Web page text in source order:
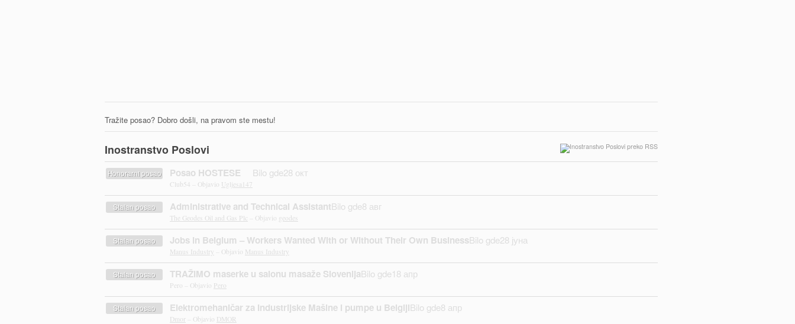
Tražite posao? Dobro došli, na pravom ste mestu!
Inostranstvo Poslovi
Honorarni posao Posao HOSTESE
Club54 – Objavio Ugljesa147
Bilo gde28 окт
Stalan posao Administrative and Technical Assistant
The Geodes Oil and Gas Plc – Objavio geodes
Bilo gde8 авг
Stalan posao Jobs in Belgium – Workers Wanted With or Without Their Own Business
Manus Industry – Objavio Manus Industry
Bilo gde28 јуна
Stalan posao TRAŽIMO maserke u salonu masaže Slovenija
Pero – Objavio Pero
Bilo gde18 апр
Stalan posao Elektromehaničar za Industrijske Mašine i pumpe u Belgiji
Dmor – Objavio DMOR
Bilo gde8 апр